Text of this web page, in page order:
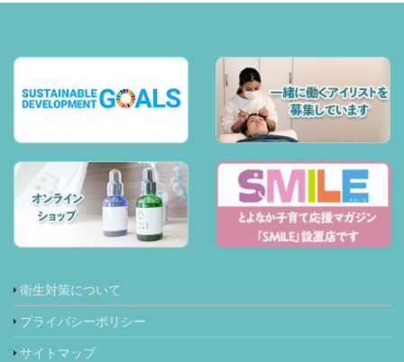
衛生対策について
プライバシーポリシー
サイトマップ